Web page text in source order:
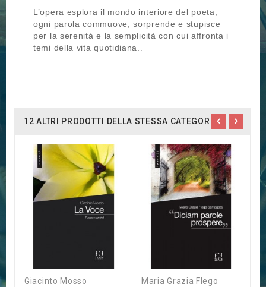
L’opera esplora il mondo interiore del poeta,
ogni parola commuove, sorprende e stupisce
per la serenità e la semplicità con cui affronta i
temi della vita quotidiana. .
12 ALTRI PRODOTTI DELLA STESSA CATEGORIA:
Giacinto Mosso
Maria Grazia Flego